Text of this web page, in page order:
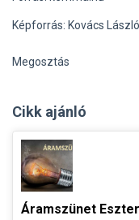
Képforrás: Kovács
Megosztás
Cikk ajánló
Áramszünet